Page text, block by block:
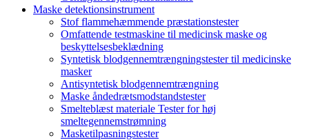
Maske detektionsinstrument
Stof flammehæmmende præstationstester
Omfattende testmaskine til medicinsk maske og
beskyttelsesbeklædning
Syntetisk blodgennemtrængningstester til medicinske
masker
Antisyntetisk blodgennemtrængning
Maske åndedrætsmodstandstester
Smelteblæst materiale Tester for høj
smeltegennemstrømning
Masketilpasningstester